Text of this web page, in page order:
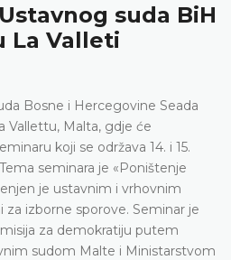
suda BiH
La Valleti
Bosne i Hercegovine Seada
Vallettu, Malta, gdje će
koji se održava 14. i 15.
seminara je «Poništenje
je ustavnim i vrhovnim
za izborne sporove. Seminar je
za demokratiju putem
sudom Malte i Ministarstvom